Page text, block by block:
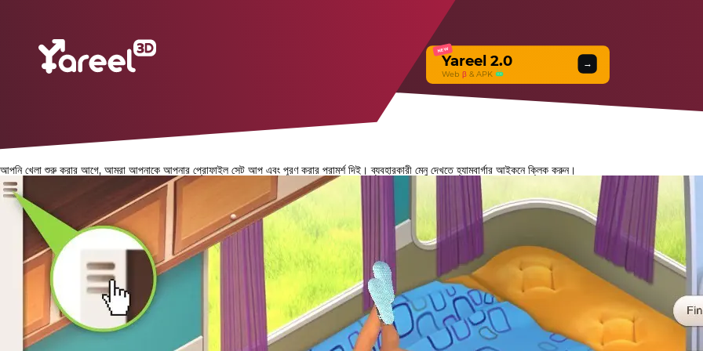
NEW
Yareel 2.0
Web β & APK
→
আপনি খেলা শুরু করার আগে, আমরা আপনাকে আপনার প্রোফাইল সেট আপ এবং পূরণ করার পরামর্শ দিই। ব্যবহারকারী মেনু দেখতে হ্যামবার্গার আইকনে ক্লিক করুন।